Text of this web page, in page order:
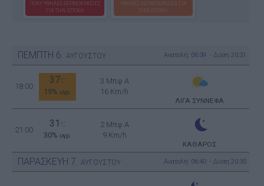
ΠΟΛΥ ΥΨΗΛΕΣ ΘΕΡΜΟΚΡΑΣΙΕΣ
ΓΙΑ ΤΗΝ ΕΠΟΧΗ
ΥΨΗΛΕΣ ΘΕΡΜΟΚΡΑΣΙΕΣ ΓΙΑ
ΤΗΝ ΕΠΟΧΗ
ΠΕΜΠΤΗ 6 ΑΥΓΟΥΣΤΟΥ Ανατολή: 06:39 - Δύση 20:31
18:00
37
19% υγρ.
3 Μπφ Α
16 Km/h
ΛΙΓΑ ΣΥΝΝΕΦΑ
21:00
31
30% υγρ.
2 Μπφ Α
9 Km/h
ΚΑΘΑΡΟΣ
ΠΑΡΑΣΚΕΥΗ 7 ΑΥΓΟΥΣΤΟΥ Ανατολή: 06:40 - Δύση 20:30